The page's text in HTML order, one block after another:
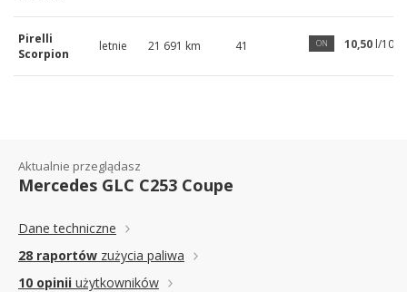
Pirelli
Scorpion
letnie 21 691 km 41 ON 10,50 l/100
Aktualnie przeglądasz
Mercedes GLC C253 Coupe
Dane techniczne
28 raportów zużycia paliwa
10 opinii użytkowników